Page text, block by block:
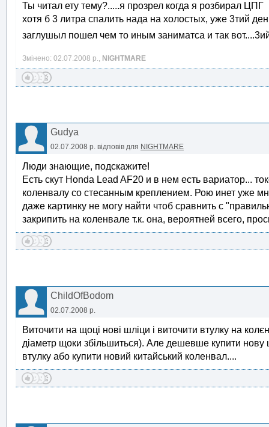
Ты читал ету тему?.....я прозрел когда я розбирал ЦПГ
хотя б 3 литра спалить нада на холостых, уже 3тий
заглушыл пошел чем то иным заниматса и так
Змінено: 02.07.2008 р., NIGHTMARE
Gudya
02.07.2008 р. відповів для NIGHTMARE
Люди знающие, подскажите!
Есть скут Honda Lead AF20 и в нем есть вариатор...
коленвалу со стесанным креплением. Рою инет уже
даже картинку не могу найти чтоб сравнить с
закрипить на коленвале т.к. она, вероятней всего,
ChildOfBodom
02.07.2008 р.
Виточити на щоці нові шліци і виточити втулку на
діаметр щоки збільшиться). Але дешевше купити нову
втулку або купити новий китайський коленвал....